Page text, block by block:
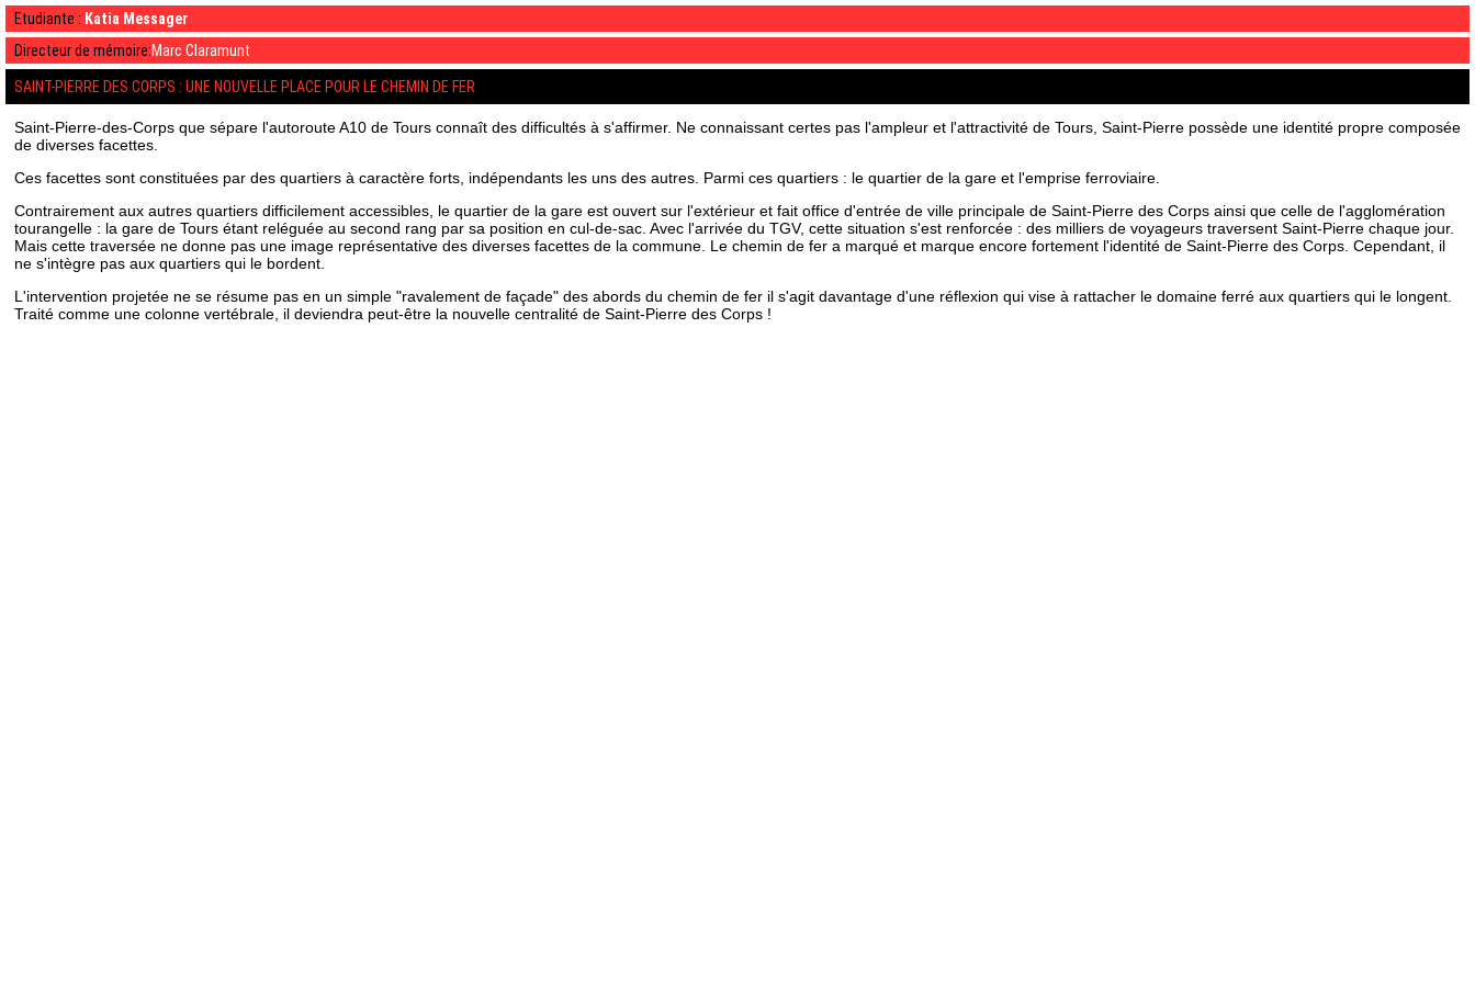
Etudiante : Katia Messager
Directeur de mémoire:Marc Claramunt
SAINT-PIERRE DES CORPS : UNE NOUVELLE PLACE POUR LE CHEMIN DE FER
Saint-Pierre-des-Corps que sépare l'autoroute A10 de Tours connaît des difficultés à s'affirmer. Ne connaissant certes pas l'ampleur et l'attractivité de Tours, Saint-Pierre possède une identité propre composée
de diverses facettes.
Ces facettes sont constituées par des quartiers à caractère forts, indépendants les uns des autres. Parmi ces quartiers : le quartier de la gare et l'emprise ferroviaire.
Contrairement aux autres quartiers difficilement accessibles, le quartier de la gare est ouvert sur l'extérieur et fait office d'entrée de ville principale de Saint-Pierre des Corps ainsi que celle de l'agglomération
tourangelle : la gare de Tours étant reléguée au second rang par sa position en cul-de-sac. Avec l'arrivée du TGV, cette situation s'est renforcée : des milliers de voyageurs traversent Saint-Pierre chaque jour.
Mais cette traversée ne donne pas une image représentative des diverses facettes de la commune. Le chemin de fer a marqué et marque encore fortement l'identité de Saint-Pierre des Corps. Cependant, il
ne s'intègre pas aux quartiers qui le bordent.
L'intervention projetée ne se résume pas en un simple "ravalement de façade" des abords du chemin de fer il s'agit davantage d'une réflexion qui vise à rattacher le domaine ferré aux quartiers qui le longent.
Traité comme une colonne vertébrale, il deviendra peut-être la nouvelle centralité de Saint-Pierre des Corps !